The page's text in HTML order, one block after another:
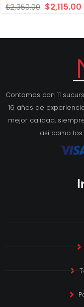
$2,350.00 $2,115.00
Contamos con 11
16 años de
mejor calidad,
así como